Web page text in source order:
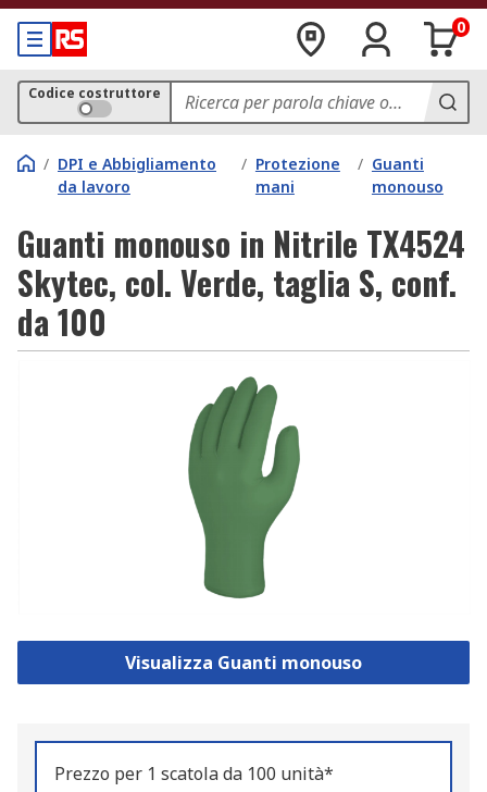
0
Codice costruttore
/ DPI e Abbigliamento
da lavoro
/ Protezione
mani
/ Guanti
monouso
Guanti monouso in Nitrile TX4524
Skytec, col. Verde, taglia S, conf.
da 100
Visualizza Guanti monouso
Prezzo per 1 scatola da 100 unità*